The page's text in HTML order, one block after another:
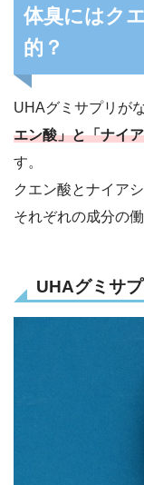
体臭にはク
的？
UHAグミサプリが
エン酸」と「ナイ
す。
クエン酸とナイア
それぞれの成分の
UHAグミサ